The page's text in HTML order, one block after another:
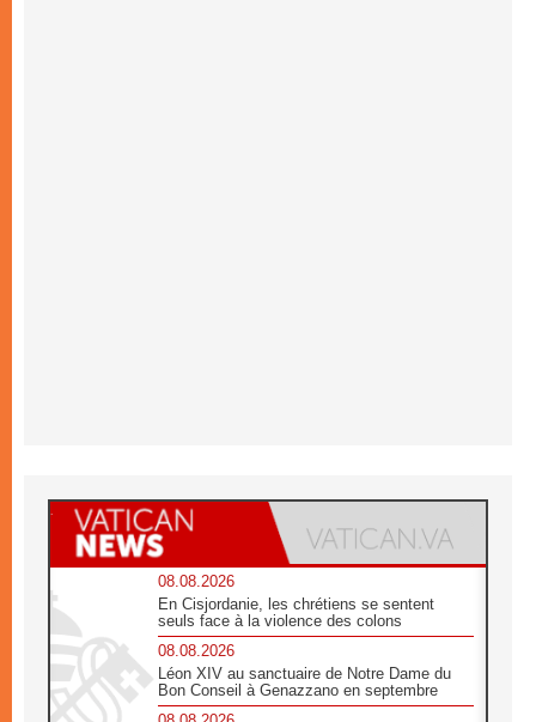
08.08.2026
En Cisjordanie, les chrétiens se sentent
seuls face à la violence des colons
08.08.2026
Léon XIV au sanctuaire de Notre Dame du
Bon Conseil à Genazzano en septembre